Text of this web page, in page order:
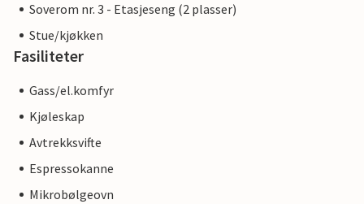
Soverom nr. 3 - Etasjeseng (2 plasser)
Stue/kjøkken
Fasiliteter
Gass/el.komfyr
Kjøleskap
Avtrekksvifte
Espressokanne
Mikrobølgeovn